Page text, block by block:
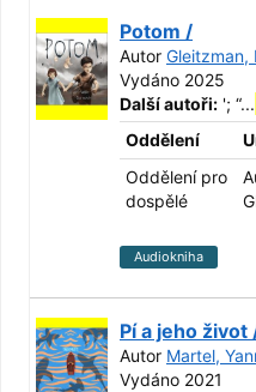
Potom /
Autor Gleitzman,
Vydáno 2025
Další autoři: '; “...
Oddělení
Oddělení pro
dospělé
Audiokniha
Pí a jeho život
Autor Martel,
Vydáno 2021